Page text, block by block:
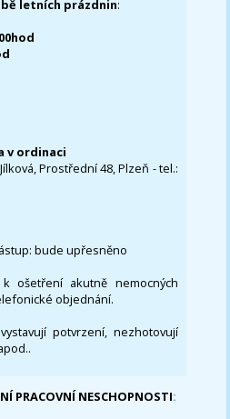
letních prázdnin:
v ordinaci
Prostřední 48, Plzeň - tel.:
bude upřesněno
ošetření akutně nemocných
objednání.
potvrzení, nezhotovují
PRACOVNÍ NESCHOPNOSTI: